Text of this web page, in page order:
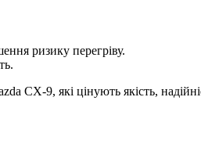
ризику перегріву.
CX-9, які цінують якість,